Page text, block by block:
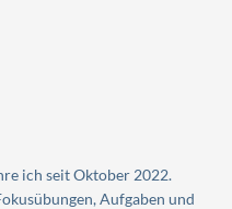
ich seit Oktober 2022.
Aufgaben und